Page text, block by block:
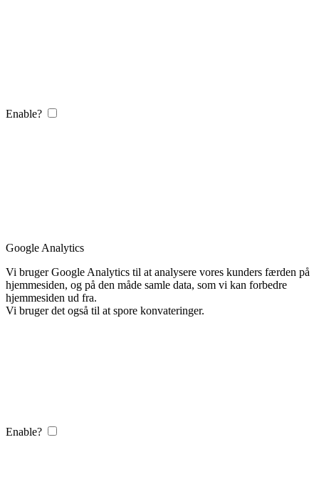
Enable?
Google Analytics
Vi bruger Google Analytics til at analysere vores kunders færden på
hjemmesiden, og på den måde samle data, som vi kan forbedre
hjemmesiden ud fra.
Vi bruger det også til at spore konvateringer.
Enable?